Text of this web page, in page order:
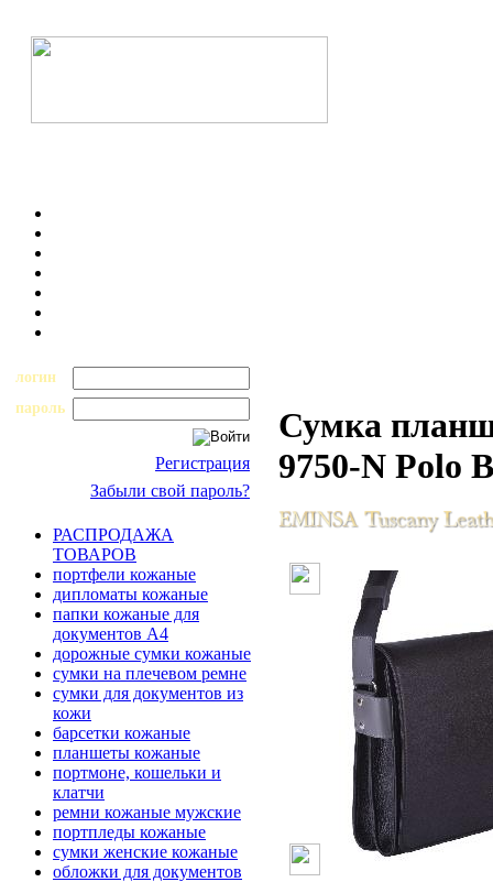
логин
пароль
Регистрация
Забыли свой пароль?
РАСПРОДАЖА
ТОВАРОВ
портфели кожаные
дипломаты кожаные
папки кожаные для
документов А4
дорожные сумки кожаные
сумки на плечевом ремне
сумки для документов из
кожи
барсетки кожаные
планшеты кожаные
портмоне, кошельки и
клатчи
ремни кожаные мужские
портпледы кожаные
сумки женские кожаные
обложки для документов
Сумка
9750-N Polo